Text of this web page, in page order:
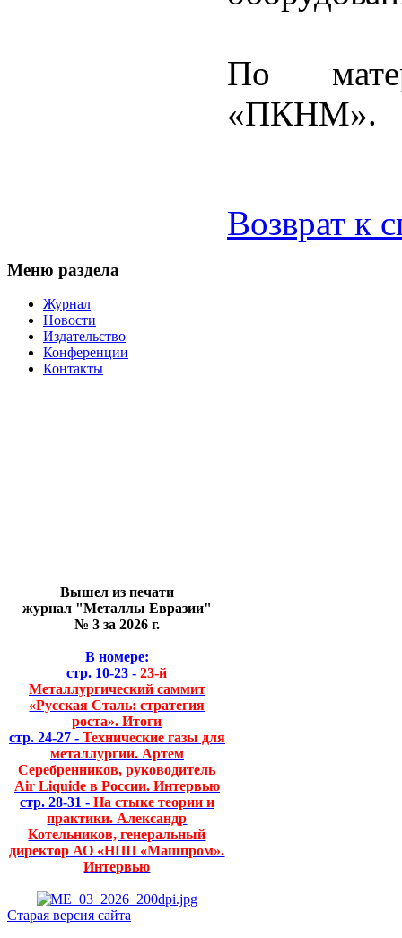
По
«ПКНМ».
Возврат к
Меню раздела
Журнал
Новости
Издательство
Конференции
Контакты
Вышел из печати
журнал "Металлы Евразии"
№ 3 за 2026 г.
В номере:
стр. 10-23 - 23-й
Металлургический саммит
«Русская Сталь: стратегия
роста». Итоги
стр. 24-27 - Технические газы для
металлургии. Артем
Серебренников, руководитель
Air Liquide в России. Интервью
стр. 28-31 - На стыке теории и
практики. Александр
Котельников, генеральный
директор АО «НПП «Машпром».
Интервью
Старая версия сайта